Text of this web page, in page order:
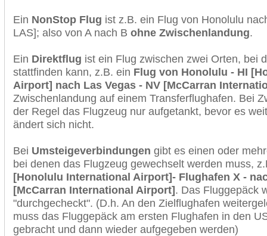
Ein NonStop Flug ist z.B. ein Flug von Honolulu
LAS]; also von A nach B ohne Zwischenlandung.
Ein Direktflug ist ein Flug zwischen zwei Orten, bei
stattfinden kann, z.B. ein Flug von Honolulu - HI
Airport] nach Las Vegas - NV [McCarran
Zwischenlandung auf einem Transferflughafen. Bei
der Regel das Flugzeug nur aufgetankt, bevor es
ändert sich nicht.
Bei Umsteigeverbindungen gibt es einen oder
bei denen das Flugzeug gewechselt werden muss,
[Honolulu International Airport]- Flughafen X -
[McCarran International Airport]. Das Fluggepäck
"durchgecheckt". (D.h. An den Zielflughafen
muss das Fluggepäck am ersten Flughafen in den
gebracht und dann wieder aufgegeben werden)